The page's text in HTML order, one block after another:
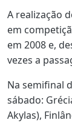
A realização
em
em 2008 e,
vezes a
Na semifinal
sábado:
Akylas),